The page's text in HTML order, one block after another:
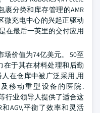
裹分类和库存管理的AMR
微充电中心的兴起正驱动
在最后一英里的交付应用
场价值为74亿美元。 50至
在于其在材料处理和后勤
在仓库中被广泛采用,用
移动重型设备的医院.
行业领导人提供了适合这
AGV,平衡了效率和灵活